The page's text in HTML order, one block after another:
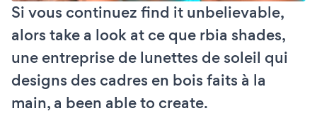
Si vous continuez find it unbelievable,
alors take a look at ce que rbia shades,
une entreprise de lunettes de soleil qui
designs des cadres en bois faits à la
main, a been able to create.